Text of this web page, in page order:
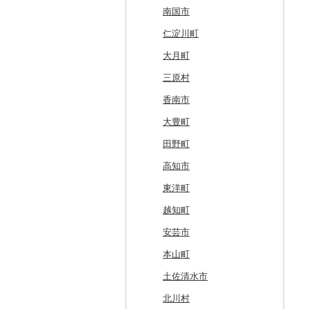
奥尻町
網走市
浦河町
広尾町
中札内村
滝川市
比布町
鶴居村
釧路市
苫前町
当別町
占冠村
上士幌町
平取町
外ヶ浜町
つがる市
弘前市
鰺ヶ沢町
むつ市
田舎館村
青森県（県庁）
三沢市
西目屋村
北上市
平泉町
洋野町
大船渡市
山田町
大槌町
女川町
気仙沼市
美里町
松島町
大和町
大郷町
南三陸町
仙台市
大河原町
角田市
涌谷町
東松島市
鹿角市
大仙市
八郎潟町
戸沢村
舟形町
最上町
真室川町
寒河江市
西川町
高畠町
山形市
三川町
大江町
米沢市
三春町
本宮市
柳津町
鮫川村
福島市
新地町
葛尾村
三島町
桑折町
矢吹町
国見町
檜枝岐村
喜多方市
南相馬市
笠間市
行方市
結城市
城里町
水戸市
鉾田市
桜川市
石岡市
茨城県（県庁）
坂東市
小美玉市
日立市
大子町
鹿嶋市
芳賀町
野木町
藤岡市
邑楽町
板倉町
嬬恋村
草津町
高崎市
群馬県（県庁）
大泉町
長野原町
中之条町
日高市
蓮田市
川越市
宮代町
吉見町
東松山市
入間市
志木市
北本市
桶川市
加須市
三郷市
八潮市
越生町
東庄町
館山市
大網白里市
一宮町
佐倉市
木更津市
茂原市
野田市
山武市
鴨川市
印西市
神崎町
船橋市
千葉市
多摩市
稲城市
世田谷区
日の出町
板橋区
渋谷区
千代田区
新宿区
江東区
青梅市
国立市
品川区
福生市
小平市
横須賀市
三浦市
大磯町
箱根町
横浜市
茅ヶ崎市
川崎市
厚木市
海老名市
相模原市
座間市
二宮町
村上市
妙高市
聖籠町
刈羽村
湯沢町
新潟市
早川町
南部町
昭和町
甲府市
甲州市
丹波山村
立科町
東御市
中野市
豊丘村
売木村
小諸市
木曽町
箕輪町
駒ヶ根市
王滝村
千曲市
辰野町
茅野市
喬木村
高山市
郡上市
白川村
御嵩町
海津市
関ケ原町
七宗町
笠松町
東白川村
土岐市
岐阜県（県庁）
下呂市
多治見市
垂井町
熱海市
掛川市
伊豆の国市
小山町
森町
川根本町
富士市
御前崎市
東伊豆町
西伊豆町
清水町
南伊豆町
松崎町
湖西市
蒲郡市
東郷町
犬山市
弥富市
東海市
新城市
春日井市
瀬戸市
大府市
半田市
あま市
岩倉市
小牧市
愛西市
名張市
東員町
玉城町
南山城村
京都市
舞鶴市
和束町
八幡市
京田辺市
向日市
松原市
柏原市
羽曳野市
大阪府（府庁）
吹田市
河南町
和泉市
高槻市
豊中市
箕面市
太子町
岬町
千早赤阪村
東大阪市
養父市
南あわじ市
洲本市
猪名川町
尼崎市
加西市
宝塚市
淡路市
丹波篠山市
香美町
芦屋市
神戸市
川西市
三田市
斑鳩町
平群町
黒滝村
御所市
上牧町
明日香村
吉野町
奈良市
大和郡山市
野迫川村
葛城市
三宅町
生駒市
東吉野村
紀の川市
上富田町
白浜町
由良町
すさみ町
日高町
有田川町
印南町
和歌山県（県庁）
みなべ町
かつらぎ町
田辺市
北山村
串本町
新庄村
高梁市
勝央町
倉敷市
矢掛町
鏡野町
安芸高田市
佐那河内村
北島町
吉野川市
南国市
仁淀川町
大月町
三原村
香南市
大豊町
田野町
高知市
東洋町
越知町
安芸市
本山町
土佐清水市
北川村